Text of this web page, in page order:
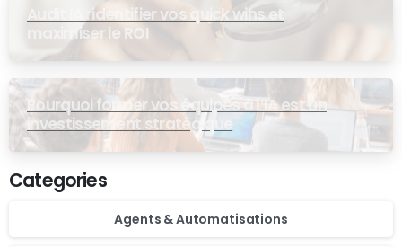
Audit IA : identifier vos quick wins et
maximiser le ROI
Pourquoi former vos équipes à l’IA est un
investissement stratégique
Categories
Agents & Automatisations